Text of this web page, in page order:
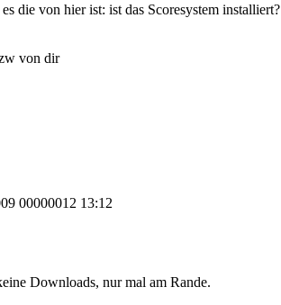
die von hier ist: ist das Scoresystem installiert?
von dir
00000012 13:12
Downloads, nur mal am Rande.